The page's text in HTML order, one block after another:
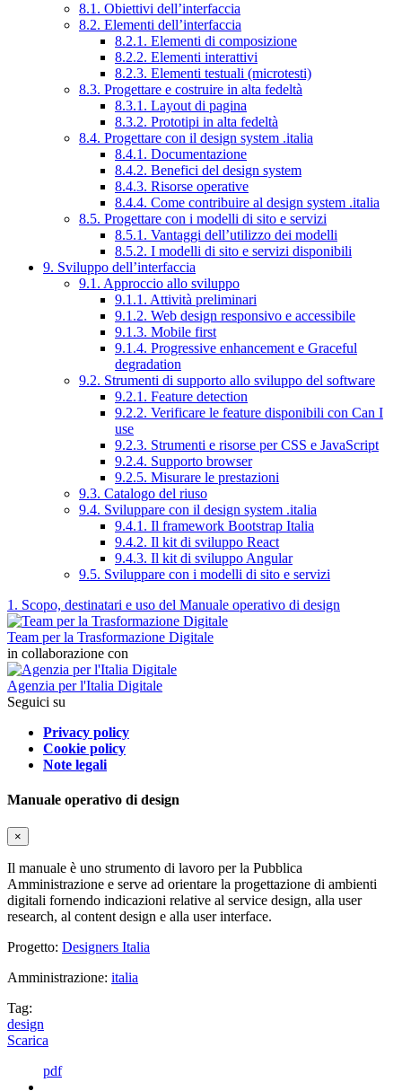
8.1. Obiettivi dell’interfaccia
8.2. Elementi dell’interfaccia
8.2.1. Elementi di composizione
8.2.2. Elementi interattivi
8.2.3. Elementi testuali (microtesti)
8.3. Progettare e costruire in alta fedeltà
8.3.1. Layout di pagina
8.3.2. Prototipi in alta fedeltà
8.4. Progettare con il design system .italia
8.4.1. Documentazione
8.4.2. Benefici del design system
8.4.3. Risorse operative
8.4.4. Come contribuire al design system .italia
8.5. Progettare con i modelli di sito e servizi
8.5.1. Vantaggi dell’utilizzo dei modelli
8.5.2. I modelli di sito e servizi disponibili
9. Sviluppo dell’interfaccia
9.1. Approccio allo sviluppo
9.1.1. Attività preliminari
9.1.2. Web design responsivo e accessibile
9.1.3. Mobile first
9.1.4. Progressive enhancement e Graceful
degradation
9.2. Strumenti di supporto allo sviluppo del software
9.2.1. Feature detection
9.2.2. Verificare le feature disponibili con Can I
use
9.2.3. Strumenti e risorse per CSS e JavaScript
9.2.4. Supporto browser
9.2.5. Misurare le prestazioni
9.3. Catalogo del riuso
9.4. Sviluppare con il design system .italia
9.4.1. Il framework Bootstrap Italia
9.4.2. Il kit di sviluppo React
9.4.3. Il kit di sviluppo Angular
9.5. Sviluppare con i modelli di sito e servizi
1. Scopo, destinatari e uso del Manuale operativo di design
Team per la Trasformazione Digitale
in collaborazione con
Agenzia per l'Italia Digitale
Seguici su
Privacy policy
Cookie policy
Note legali
Manuale operativo di design
×
Il manuale è uno strumento di lavoro per la Pubblica
Amministrazione e serve ad orientare la progettazione di ambienti
digitali fornendo indicazioni relative al service design, alla user
research, al content design e alla user interface.
Progetto: Designers Italia
Amministrazione: italia
Tag:
design
Scarica
pdf